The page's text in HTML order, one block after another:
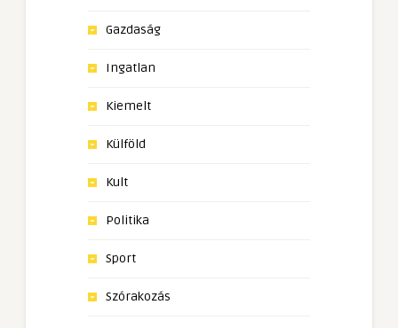
Gazdaság
Ingatlan
Kiemelt
Külföld
Kult
Politika
Sport
Szórakozás